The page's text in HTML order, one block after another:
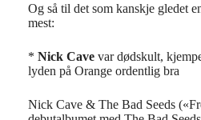
Og så til det som kanskje gledet
mest:
* Nick Cave var dødskult,
lyden på Orange ordentlig bra
Nick Cave & The Bad Seeds